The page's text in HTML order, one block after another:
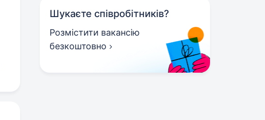
Шукаєте співробітників?
Розмістити вакансію
безкоштовно